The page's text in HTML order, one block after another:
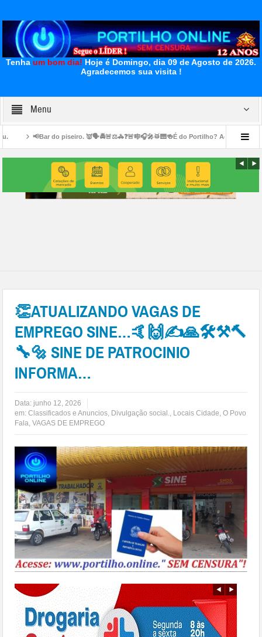
Tenha um bom dia! Hoje é Domingo, dia 09 de Agosto de 2026.
Agradecemos sua visita !
Menu
piseiro. 👿🗣🚔🚨⚖🚓❓🚨🎼🎧🎤🥁🎹🍻É do Portilho? Aqui no Bairro Serra Negra:
👉😪🙌🙏🙏🙏Bom dia, Portilho! Tudo bem? 👉📢😪😞💊🙌🙏👏🤝Venho lhe
👏ATUALIZANDO VAGAS DE
EMPREGO SINE…🤙🙌✍🙏🛠⚒🔨
🔧🔩 SINE DE PATROCINIO
INFORMA…
Data: junho 12, 2026
em:Classificados e Anuncios, Divulgação social., Locais Cidade,O Povo
Fala,VAGAS DE EMPREGO